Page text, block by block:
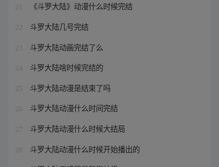
21 《斗罗大陆》动漫什么时候完结
22 斗罗大陆几号完结
23 斗罗大陆动画完结了么
24 斗罗大陆啥时候完结的
25 斗罗大陆动漫是结束了吗
26 斗罗大陆动漫什么时间完结
27 斗罗大陆动漫什么时候大结局
28 斗罗大陆动漫什么时候开始播出的